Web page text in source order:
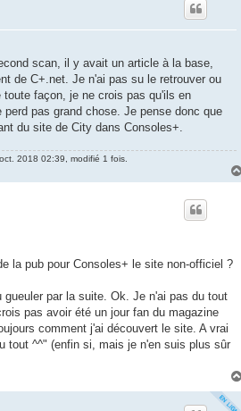
scan, il y avait un article à la base,
de C+.net. Je n'ai pas su le retrouver ou
façon, je ne crois pas qu'ils en
pas grand chose. Je pense donc que
du site de City dans Consoles+.
2018 02:39, modifié 1 fois.
la pub pour Consoles+ le site non-officiel ?
par la suite. Ok. Je n'ai pas du tout
pas avoir été un jour fan du magazine
comment j'ai découvert le site. A vrai
tout ^^" (enfin si, mais je n'en suis plus sûr